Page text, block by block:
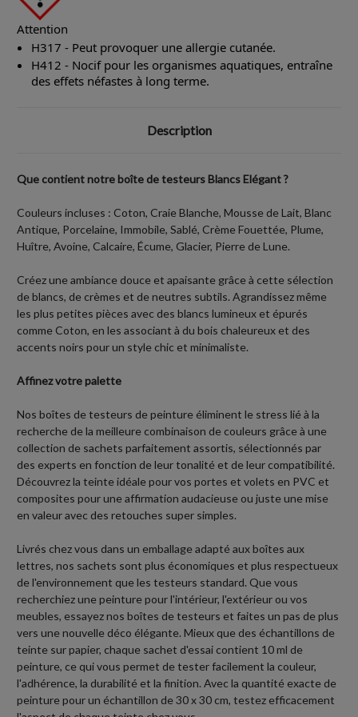
Attention
H317 - Peut provoquer une allergie cutanée.
H412 - Nocif pour les organismes aquatiques, entraîne
des effets néfastes à long terme.
Description
Que contient notre boîte de testeurs Blancs Elégant ?
Couleurs incluses : Coton, Craie Blanche, Mousse de Lait, Blanc
Antique, Porcelaine, Immobile, Sablé, Crème Fouettée, Plume,
Huître, Avoine, Calcaire, Écume, Glacier, Pierre de Lune.
Créez une ambiance douce et apaisante grâce à cette sélection
de blancs, de crèmes et de neutres subtils. Agrandissez même
les plus petites pièces avec des blancs lumineux et épurés
comme Coton, en les associant à du bois chaleureux et des
accents noirs pour un style chic et minimaliste.
Affinez votre palette
Nos boîtes de testeurs de peinture éliminent le stress lié à la
recherche de la meilleure combinaison de couleurs grâce à une
collection de sachets parfaitement assortis, sélectionnés par
des experts en fonction de leur tonalité et de leur compatibilité.
Découvrez la teinte idéale pour vos portes et volets en PVC et
composites pour une affirmation audacieuse ou juste une mise
en valeur avec des retouches super simples.
Livrés chez vous dans un emballage adapté aux boîtes aux
lettres, nos sachets sont plus économiques et plus respectueux
de l'environnement que les testeurs standard. Que vous
recherchiez une peinture pour l'intérieur, l'extérieur ou vos
meubles, essayez nos boîtes de testeurs et faites un pas de plus
vers une nouvelle déco élégante. Mieux que des échantillons de
teinte sur papier, chaque sachet d'essai contient 10 ml de
peinture, ce qui vous permet de tester facilement la couleur,
l'adhérence, la durabilité et la finition. Avec la quantité exacte de
peinture pour un échantillon de 30 x 30 cm, testez efficacement